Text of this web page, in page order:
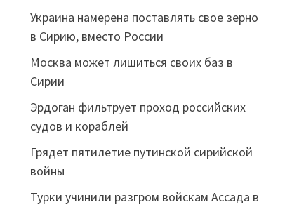
Украина намерена поставлять свое зерно
в Сирию, вместо России
Москва может лишиться своих баз в
Сирии
Эрдоган фильтрует проход российских
судов и кораблей
Грядет пятилетие путинской сирийской
войны
Турки учинили разгром войскам Ассада в